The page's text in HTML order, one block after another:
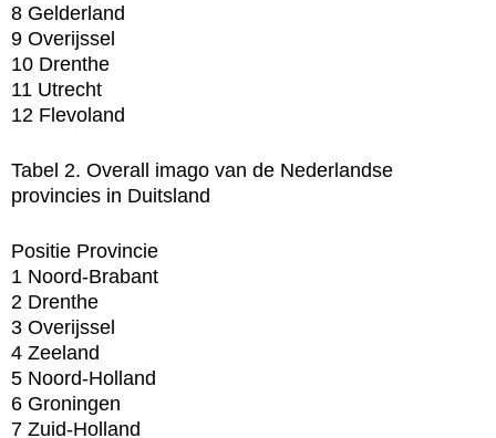
8 Gelderland
9 Overijssel
10 Drenthe
11 Utrecht
12 Flevoland
Tabel 2. Overall imago van de Nederlandse
provincies in Duitsland
Positie Provincie
1 Noord-Brabant
2 Drenthe
3 Overijssel
4 Zeeland
5 Noord-Holland
6 Groningen
7 Zuid-Holland